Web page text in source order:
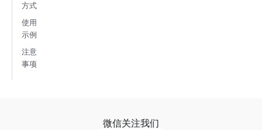
方式
使用
示例
注意
事项
微信关注我们